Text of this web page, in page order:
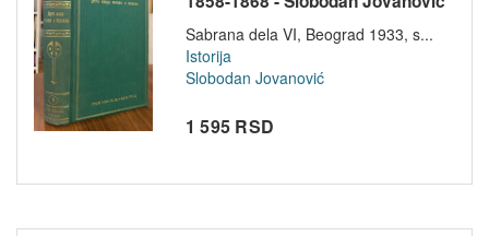
Sabrana dela VI, Beograd 1933, s...
Istorija
Slobodan Jovanović
1 595 RSD